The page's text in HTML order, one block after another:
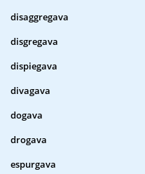
disaggregava
disgregava
dispiegava
divagava
dogava
drogava
espurgava